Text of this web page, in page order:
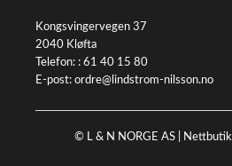
Kongsvingervegen 37
2040 Kløfta
Telefon: : 61 40 15 80
E-post: ordre@lindstrom-nilsson.no
© L & N NORGE AS |